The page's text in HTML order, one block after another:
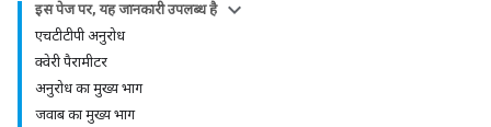
इस पेज पर, यह जानकारी उपलब्ध है
एचटीटीपी अनुरोध
क्वेरी पैरामीटर
अनुरोध का मुख्य भाग
जवाब का मुख्य भाग